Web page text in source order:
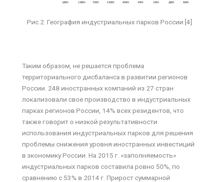
Рис.2. География индустриальных парков России [4]
Таким образом, не решается проблема
территориального дисбаланса в развитии регионов
России. 248 иностранных компаний из 27 стран
локализовали свое производство в индустриальных
парках регионов России, 14% всех резидентов, что
также говорит о низкой результативности
использования индустриальных парков для решения
проблемы снижения уровня иностранных инвестиций
в экономику России. На 2015 г. «заполняемость»
индустриальных парков составила ровно 50%, по
сравнению с 53% в 2014 г. Прирост суммарной